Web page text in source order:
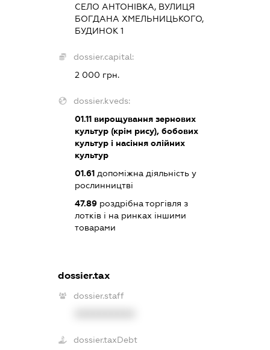
СЕЛО АНТОНІВКА, ВУЛИЦЯ
БОГДАНА ХМЕЛЬНИЦЬКОГО,
БУДИНОК 1
dossier.capital:
2 000 грн.
dossier.kveds:
01.11вирощування зернових
культур (крім рису), бобових
культур і насіння олійних
культур
01.61допоміжна діяльність у
рослинництві
47.89роздрібна торгівля з
лотків і на ринках іншими
товарами
dossier.tax
dossier.staff
dossier.taxDebt